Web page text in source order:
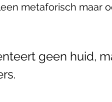
metaforisch maar
geen huid,